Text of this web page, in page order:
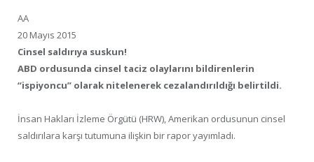
AA
20 Mayıs 2015
Cinsel saldırıya suskun!
ABD ordusunda cinsel taciz olaylarını bildirenlerin
“ispiyoncu” olarak nitelenerek cezalandırıldığı belirtildi.
İnsan Hakları İzleme Örgütü (HRW), Amerikan ordusunun cinsel
saldırılara karşı tutumuna ilişkin bir rapor yayımladı.